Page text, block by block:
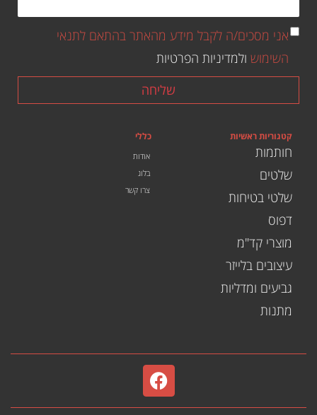
אני מסכים/ה לקבל מידע מהאתר בהתאם לתנאי
השימוש ולמדיניות הפרטיות
שליחה
קטגוריות ראשיות
חותמות
שלטים
שלטי בטיחות
דפוס
מוצרי קד"מ
עיצובים בלייזר
גביעים ומדליות
מתנות
כללי
אודות
בלוג
צרו קשר